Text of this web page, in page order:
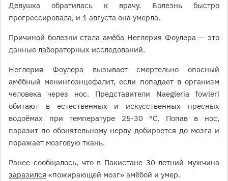
Девушка обратилась к врачу. Болезнь быстро
прогрессировала, и 1 августа она умерла.
Причиной болезни стала амёба Неглерия Фоулера — это
данные лабораторных исследований.
Неглерия Фоулера вызывает смертельно опасный
амёбный менингоэнцефалит, если попадает в организм
человека через нос. Представители Naegleria fowleri
обитают в естественных и искусственных пресных
водоёмах при температуре 25-30 °C. Попав в нос,
паразит по обонятельному нерву добирается до мозга и
поражает мозговую ткань.
Ранее сообщалось, что в Пакистане 30-летний мужчина
заразился «пожирающей мозг» амёбой и умер.